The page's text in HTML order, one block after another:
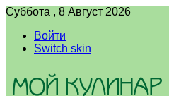
Суббота , 8 Август 2026
Войти
Switch skin